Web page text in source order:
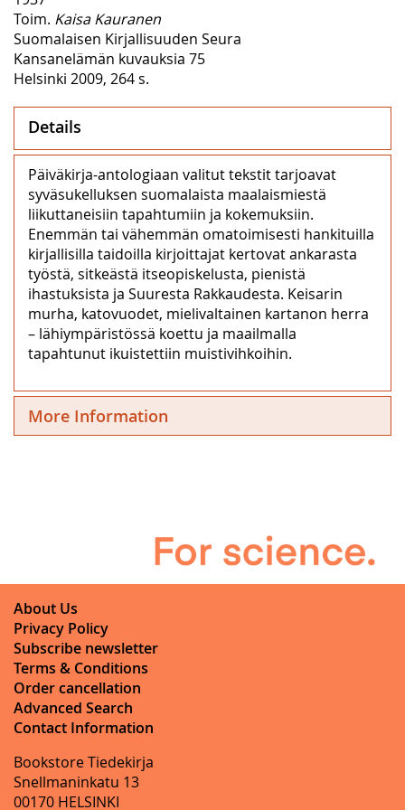
Toim. Kaisa Kauranen
Suomalaisen Kirjallisuuden Seura
Kansanelämän kuvauksia 75
Helsinki 2009, 264 s.
Details
Päiväkirja-antologiaan valitut tekstit tarjoavat
syväsukelluksen suomalaista maalaismiestä
liikuttaneisiin tapahtumiin ja kokemuksiin.
Enemmän tai vähemmän omatoimisesti hankituilla
kirjallisilla taidoilla kirjoittajat kertovat ankarasta
työstä, sitkeästä itseopiskelusta, pienistä
ihastuksista ja Suuresta Rakkaudesta. Keisarin
murha, katovuodet, mielivaltainen kartanon herra
– lähiympäristössä koettu ja maailmalla
tapahtunut ikuistettiin muistivihkoihin.
More Information
About Us
Privacy Policy
Subscribe newsletter
Terms & Conditions
Order cancellation
Advanced Search
Contact Information
Bookstore Tiedekirja
Snellmaninkatu 13
00170 HELSINKI